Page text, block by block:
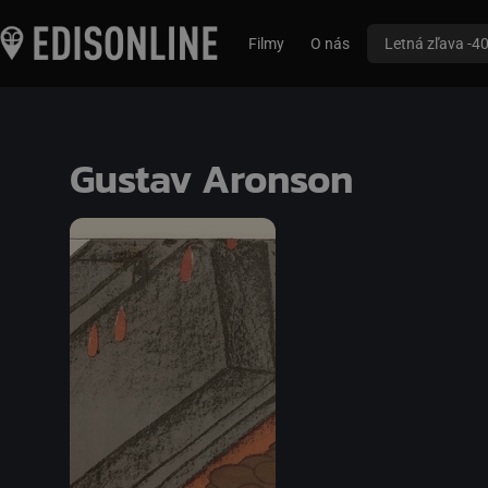
Filmy O nás Letná zľava -
Gustav Aronson